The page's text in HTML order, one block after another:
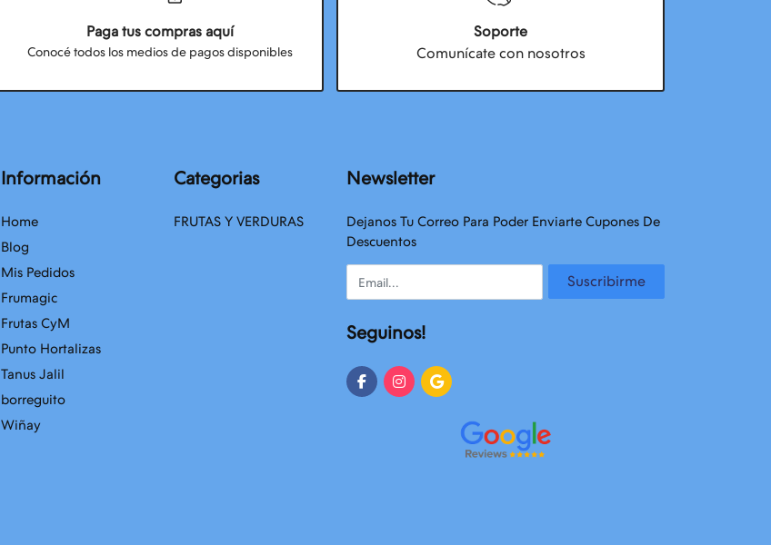
Paga tus compras aquí
Conocé todos los medios de pagos disponibles
Soporte
Comunícate con nosotros
Información
Home
Blog
Mis Pedidos
Frumagic
Frutas CyM
Punto Hortalizas
Tanus Jalil
borreguito
Wiñay
Categorias
FRUTAS Y VERDURAS
Newsletter
Dejanos Tu Correo Para Poder Enviarte Cupones De
Descuentos
Email Suscribirme
Seguinos!